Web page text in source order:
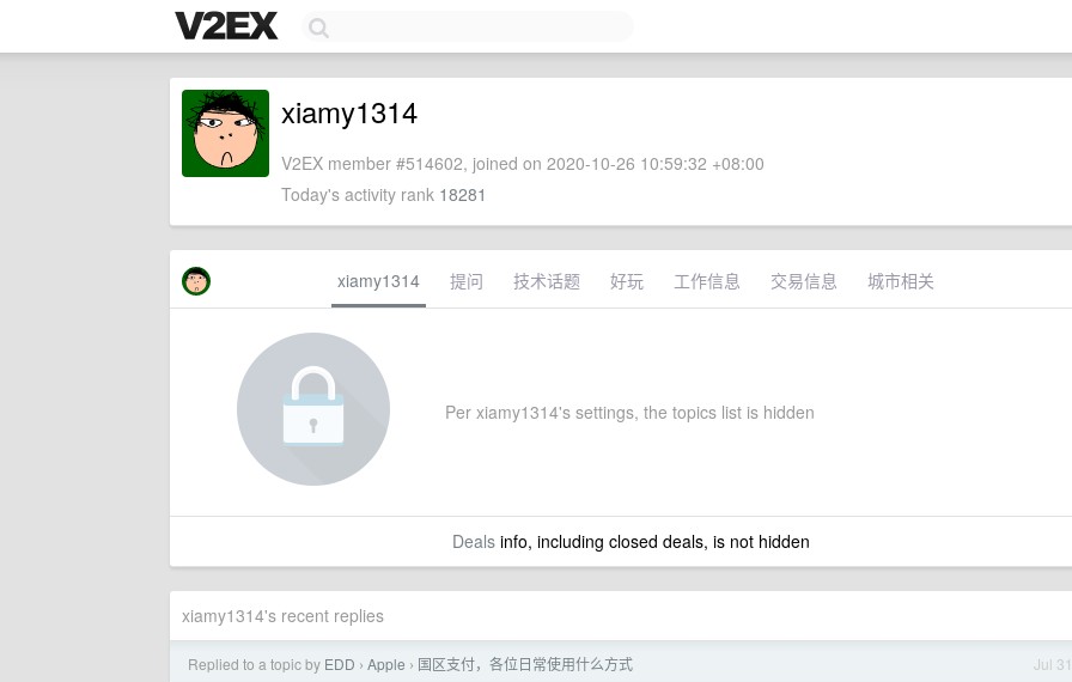
xiamy1314
V2EX member #514602, joined on 2020-10-26 10:59:32 +08:00
Today's activity rank 18281
xiamy1314 提问 技术话题 好玩 工作信息 交易信息 城市相关
Per xiamy1314's settings, the topics list is hidden
Dealsinfo, including closed deals, is not hidden
xiamy1314's recent replies
Jul 31
Replied to a topic by EDD › Apple › 国区支付，各位日常使用什么方式